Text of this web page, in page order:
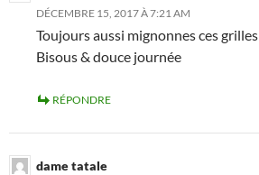
DÉCEMBRE 15, 2017 À 7:21 AM
Toujours aussi mignonnes ces grilles
Bisous & douce journée
RÉPONDRE
dame tatale